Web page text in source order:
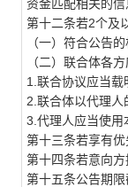
资金匹配相关的
第十二条若2个及
（一）符合公告的
（二）联合体各
1.联合协议应当
2.联合体以代理人
3.代理人应当使用
第十三条若享有
第十四条若意向
第十五条公告期